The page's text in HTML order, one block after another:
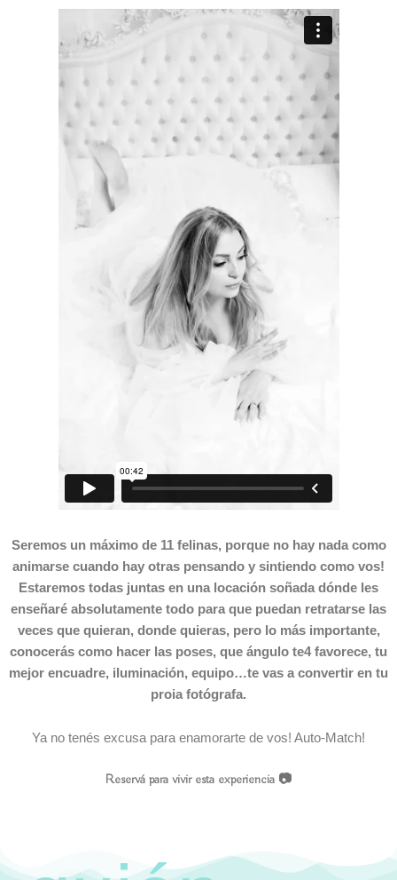
Seremos un máximo de 11 felinas, porque no hay nada como
animarse cuando hay otras pensando y sintiendo como vos!
Estaremos todas juntas en una locación soñada dónde les
enseñaré absolutamente todo para que puedan retratarse las
veces que quieran, donde quieras, pero lo más importante,
conocerás como hacer las poses, que ángulo te4 favorece, tu
mejor encuadre, iluminación, equipo…te vas a convertir en tu
proia fotógrafa.
Ya no tenés excusa para enamorarte de vos! Auto-Match!
Reservá para vivir esta experiencia 📷